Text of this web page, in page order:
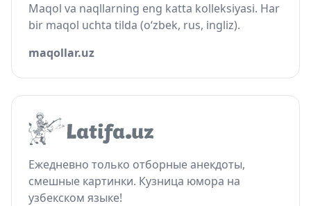
Maqol va naqllarning eng katta kolleksiyasi. Har
bir maqol uchta tilda (o‘zbek, rus, ingliz).
maqollar.uz
Ежедневно только отборные анекдоты,
смешные картинки. Кузница юмора на
узбекском языке!